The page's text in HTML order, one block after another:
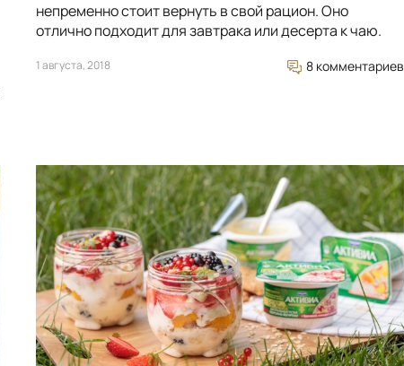
непременно стоит вернуть в свой рацион. Оно
отлично подходит для завтрака или десерта к чаю.
1 августа, 2018 8 комментариев